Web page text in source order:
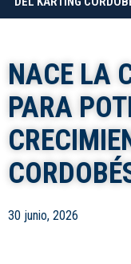
NACE LA
PARA
30 junio, 2026